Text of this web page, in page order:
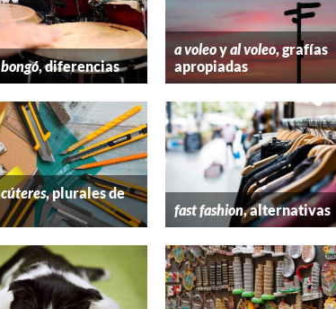
bongó, diferencias
a voleoyal voleo, grafías
apropiadas
cúteres, plurales de
fast fashion, alternativas